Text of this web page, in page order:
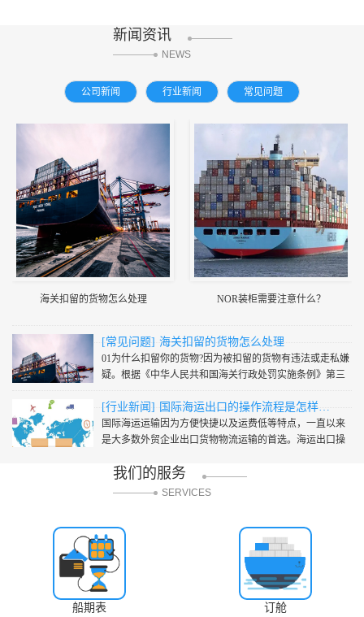
新闻资讯
NEWS
公司新闻 行业新闻 常见问题
海关扣留的货物怎么处理 NOR装柜需要注意什么？
[常见问题] 海关扣留的货物怎么处理
01为什么扣留你的货物?因为被扣留的货物有违法或走私嫌
疑。根据《中华人民共和国海关行政处罚实施条例》第三
料,海关可···
[行业新闻] 国际海运出口的操作流程是怎样的？
国际海运运输因为方便快捷以及运费低等特点，一直以来
是大多数外贸企业出口货物物流运输的首选。海运出口操
并确认委托···
我们的服务
SERVICES
船期表 订舱